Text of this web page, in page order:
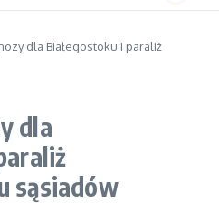
dla Białegostoku i paraliż
dla
sąsiadów